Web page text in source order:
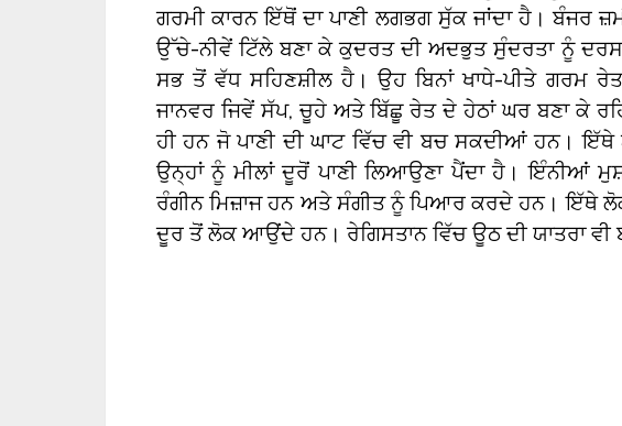
ਗਰਮੀ ਕਾਰਨ ਇੱਥੋਂ ਦਾ ਪਾਣੀ ਲਗਭਗ ਸੁੱਕ ਜਾਂਦਾ ਹੈ। ਬੰਜਰ
ਉੱਚੇ-ਨੀਵੇਂ ਟਿੱਲੇ ਬਣਾ ਕੇ ਕੁਦਰਤ ਦੀ ਅਦਭੁਤ ਸੁੰਦਰਤਾ ਨੂੰ
ਸਭ ਤੋਂ ਵੱਧ ਸਹਿਣਸ਼ੀਲ ਹੈ। ਉਹ ਬਿਨਾਂ ਖਾਧੇ-ਪੀਤੇ ਗਰਮ
ਜਾਨਵਰ ਜਿਵੇਂ ਸੱਪ, ਚੂਹੇ ਅਤੇ ਬਿੱਛੂ ਰੇਤ ਦੇ ਹੇਠਾਂ ਘਰ ਬਣਾ ਕੇ
ਹੀ ਹਨ ਜੋ ਪਾਣੀ ਦੀ ਘਾਟ ਵਿੱਚ ਵੀ ਬਚ ਸਕਦੀਆਂ ਹਨ।
ਉਨ੍ਹਾਂ ਨੂੰ ਮੀਲਾਂ ਦੂਰੋਂ ਪਾਣੀ ਲਿਆਉਣਾ ਪੈਂਦਾ ਹੈ। ਇੰਨੀਆਂ
ਰੰਗੀਨ ਮਿਜ਼ਾਜ ਹਨ ਅਤੇ ਸੰਗੀਤ ਨੂੰ ਪਿਆਰ ਕਰਦੇ ਹਨ। ਇੱਥੇ
ਦੂਰ ਤੋਂ ਲੋਕ ਆਉਂਦੇ ਹਨ। ਰੇਗਿਸਤਾਨ ਵਿੱਚ ਊਠ ਦੀ ਯਾਤਰਾ